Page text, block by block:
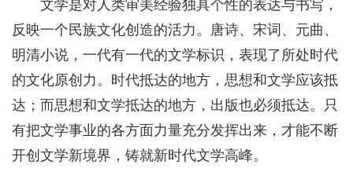
文学是对人类审美经验独具个性的表达与书写，
反映一个民族文化创造的活力。唐诗、宋词、元曲、
明清小说，一代有一代的文学标识，表现了所处时代
的文化原创力。时代抵达的地方，思想和文学应该抵
达；而思想和文学抵达的地方，出版也必须抵达。只
有把文学事业的各方面力量充分发挥出来，才能不断
开创文学新境界，铸就新时代文学高峰。